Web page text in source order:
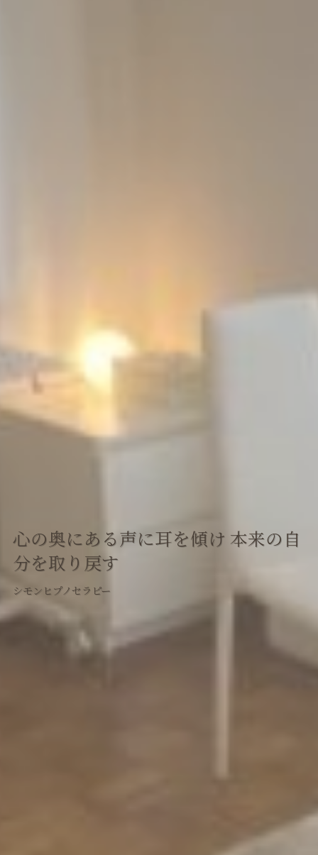
心の奥にある声に耳を傾け 本来の自
分を取り戻す
シモンヒプノセラピー